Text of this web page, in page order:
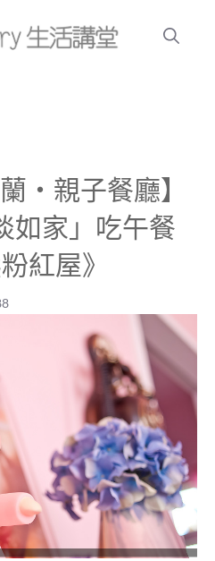
‧親子餐廳】
如家」吃午餐
紅屋》
| 樂爸 happy88